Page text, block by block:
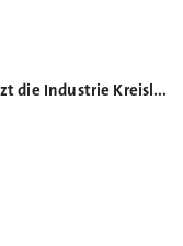
So setzt die Industrie Kreislaufwirtschaft um